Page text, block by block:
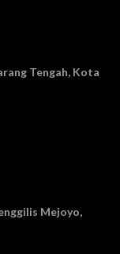
Tengah, Kota
Mejoyo,